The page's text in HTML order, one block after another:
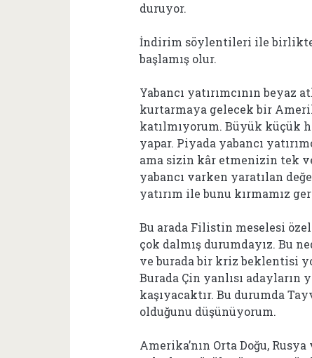
duruyor.
İndirim söylentileri ile
başlamış olur.
Yabancı yatırımcının beyaz
kurtarmaya gelecek bir
katılmıyorum. Büyük küçük
yapar. Piyada yabancı
ama sizin kâr etmenizin tek
yabancı varken yaratılan
yatırım ile bunu kırmamız
Bu arada Filistin meselesi
çok dalmış durumdayız. Bu
ve burada bir kriz beklentisi
Burada Çin yanlısı adayların
kaşıyacaktır. Bu durumda
olduğunu düşünüyorum.
Amerika’nın Orta Doğu,